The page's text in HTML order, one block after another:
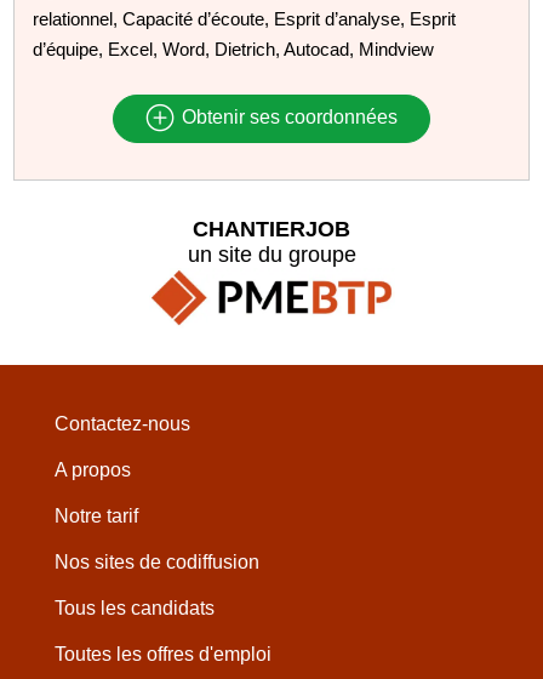
relationnel, Capacité d’écoute, Esprit d’analyse, Esprit
d’équipe, Excel, Word, Dietrich, Autocad, Mindview
Obtenir ses coordonnées
CHANTIERJOB
un site du groupe
Contactez-nous
A propos
Notre tarif
Nos sites de codiffusion
Tous les candidats
Toutes les offres d'emploi